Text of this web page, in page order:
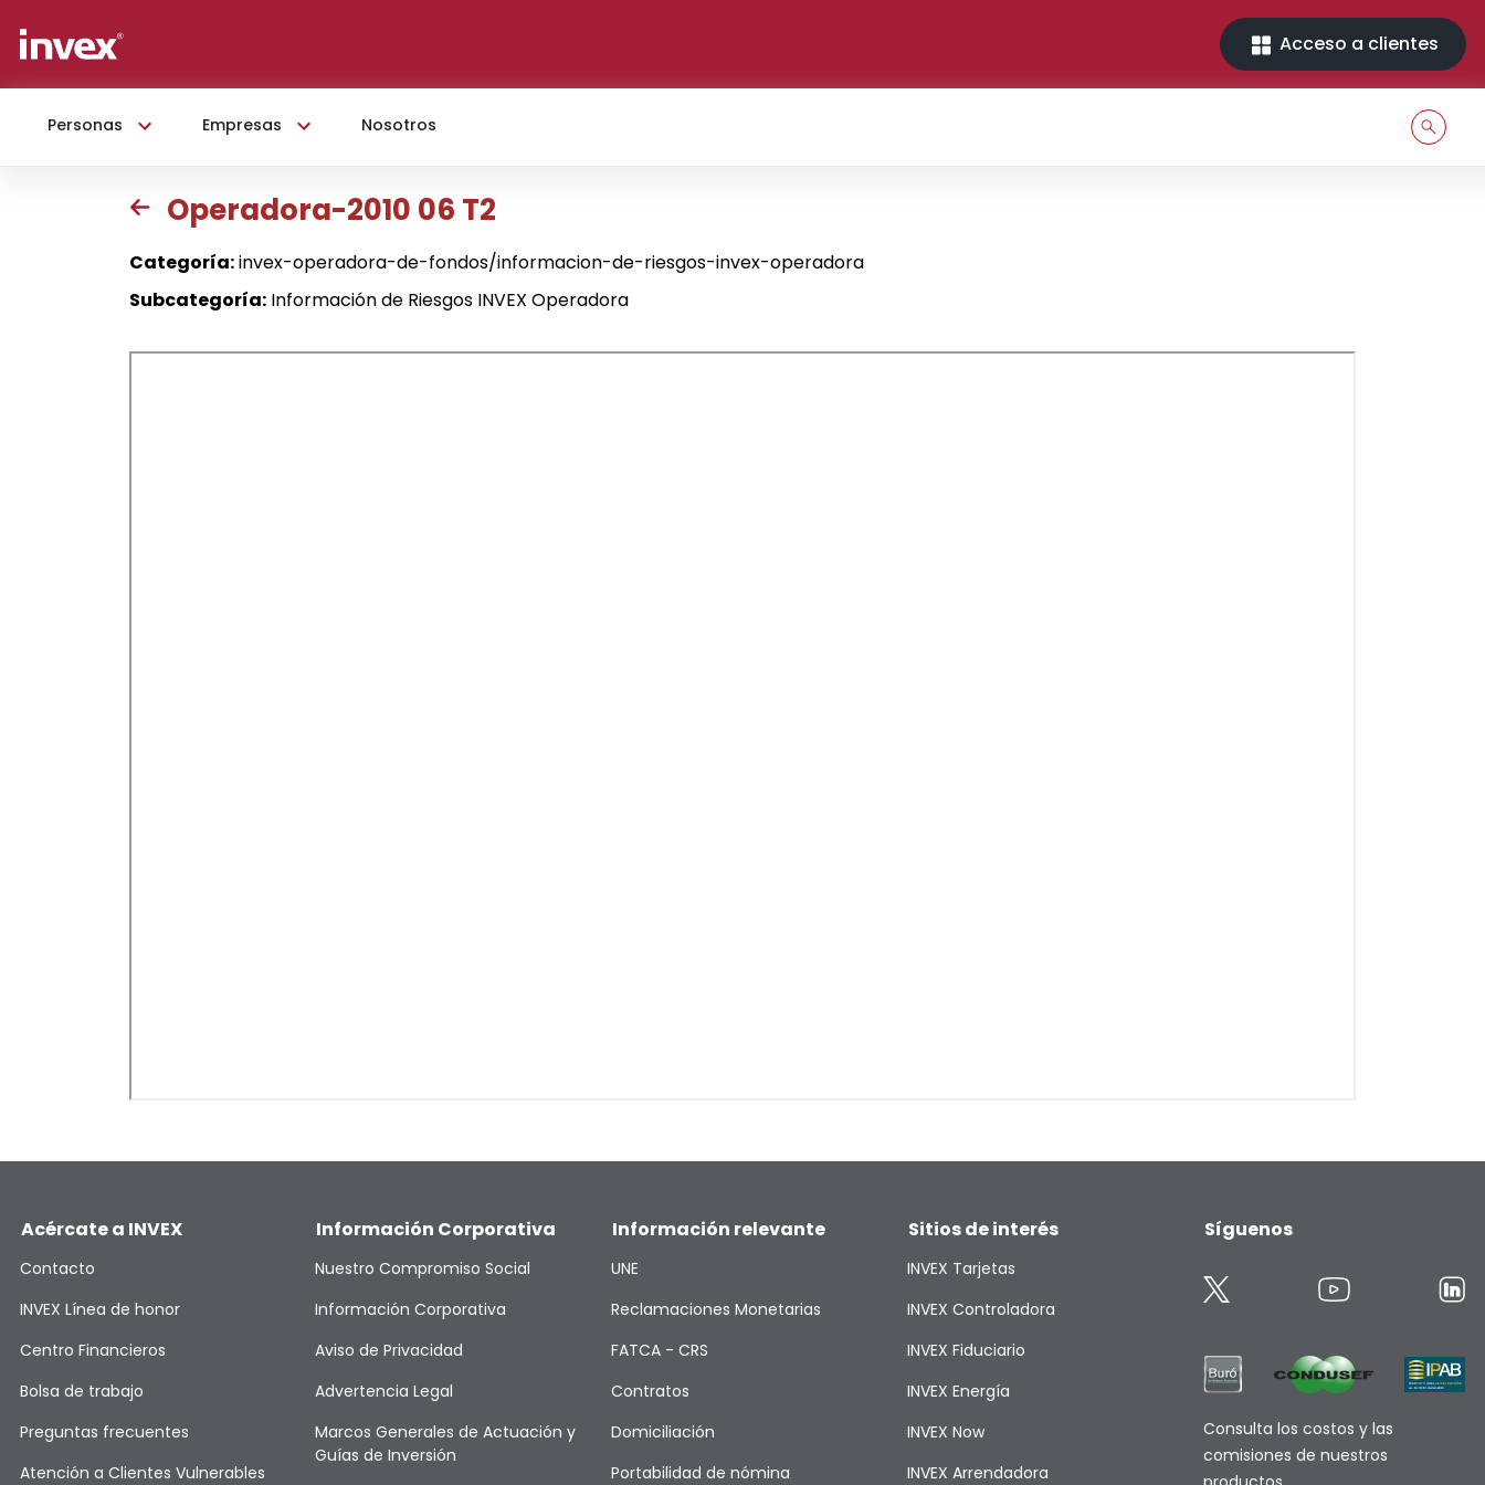
Acceso a clientes
Personas Empresas Nosotros
Operadora-2010 06 T2
Categoría:invex-operadora-de-fondos/informacion-de-riesgos-invex-operadora
Subcategoría: Información de Riesgos INVEX Operadora
Acércate a INVEX
Contacto
INVEX Línea de honor
Centro Financieros
Bolsa de trabajo
Preguntas frecuentes
Atención a Clientes Vulnerables
Información Corporativa
Nuestro Compromiso Social
Información Corporativa
Aviso de Privacidad
Advertencia Legal
Marcos Generales de Actuación y
Guías de Inversión
Información relevante
UNE
Reclamaciones Monetarias
FATCA - CRS
Contratos
Domiciliación
Portabilidad de nómina
Sitios de interés
INVEX Tarjetas
INVEX Controladora
INVEX Fiduciario
INVEX Energía
INVEX Now
INVEX Arrendadora
Síguenos
Consulta los costos y las
comisiones de nuestros